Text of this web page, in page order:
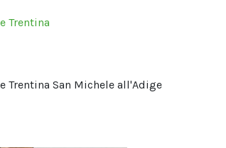
Trentina
Trentina San Michele all'Adige